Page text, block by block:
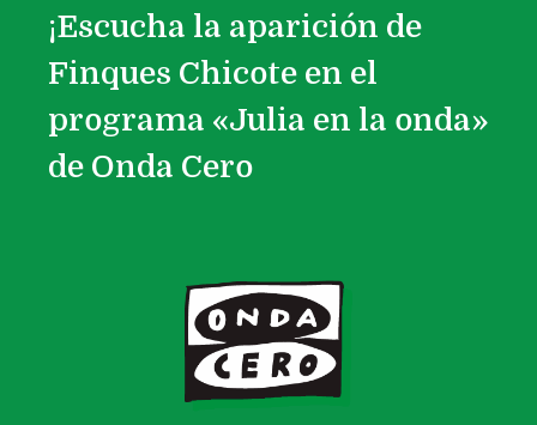
¡Escucha la aparición de
Finques Chicote en el
programa «Julia en la onda»
de Onda Cero